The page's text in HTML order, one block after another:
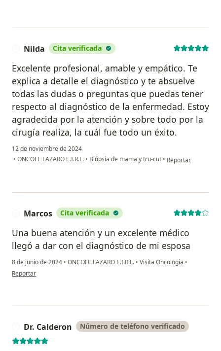
Nilda Cita verificada
Excelente profesional, amable y empático. Te
explica a detalle el diagnóstico y te absuelve
todas las dudas o preguntas que puedas tener
respecto al diagnóstico de la enfermedad. Estoy
agradecida por la atención y sobre todo por la
cirugía realiza, la cuál fue todo un éxito.
12 de noviembre de 2024
• ONCOFE LAZARO E.I.R.L. • Biópsia de mama y tru-cut • en opinión del
Reportar
Marcos Cita verificada
Una buena atención y un excelente médico
llegó a dar con el diagnóstico de mi esposa
8 de junio de 2024 • ONCOFE LAZARO E.I.R.L. • Visita Oncología •
en opinión del usuario Marcos
Reportar
Dr. Calderon Número de teléfono verificado